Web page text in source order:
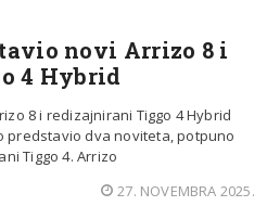
novi Arrizo 8 i
4 Hybrid
8 i redizajnirani Tiggo 4 Hybrid
predstavio dva noviteta, potpuno
Tiggo 4. Arrizo
27. NOVEMBRA 2025.